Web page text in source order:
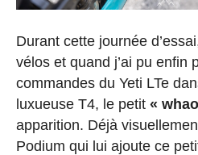
Durant cette journée
vélos et quand j’ai pu enfin
commandes du Yeti LTe
luxueuse T4, le petit «
apparition. Déjà
Podium qui lui ajoute ce